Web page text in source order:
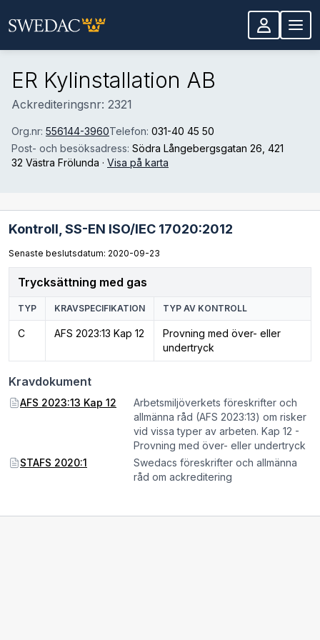
ER Kylinstallation AB
Ackrediteringsnr: 2321
Org.nr: 556144-3960Telefon: 031-40 45 50
Post- och besöksadress: Södra Långebergsgatan 26 , 421
32 Västra Frölunda · Visa på karta
Kontroll, SS-EN ISO/IEC 17020:2012
Senaste beslutsdatum: 2020-09-23
Trycksättning med gas
TYP KRAVSPECIFIKATION TYP AV KONTROLL
C AFS 2023:13 Kap 12
Provning med över- eller
undertryck
Kravdokument
AFS 2023:13 Kap 12
Arbetsmiljöverkets föreskrifter och
allmänna råd (AFS 2023:13) om risker
vid vissa typer av arbeten. Kap 12 -
Provning med över- eller undertryck
STAFS 2020:1
Swedacs föreskrifter och allmänna
råd om ackreditering